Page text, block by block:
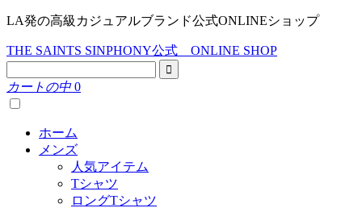
LA発の高級カジュアルブランド公式ONLINEショップ
THE SAINTS SINPHONY公式 ONLINE SHOP
カートの中 0
ホーム
メンズ
人気アイテム
Tシャツ
ロングTシャツ